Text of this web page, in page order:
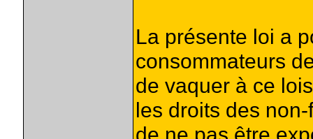
La présente loi a
consommateurs
de vaquer à ce
les droits des
de ne pas être